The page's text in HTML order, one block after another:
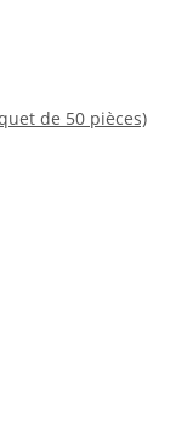
de 50 pièces)